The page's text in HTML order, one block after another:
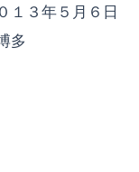
１３年５月６日
多